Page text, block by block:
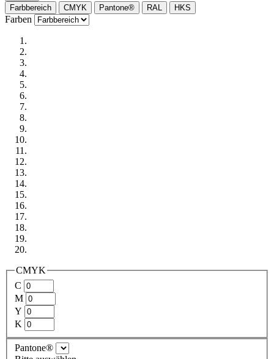
Farbbereich
CMYK Pantone® RAL HKS
Farben
CMYK
C
M
Y
K
Pantone®